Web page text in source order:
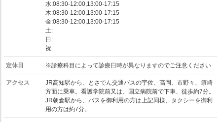
水:08:30-12:00,13:00-17:15
木:08:30-12:00,13:00-17:15
金:08:30-12:00,13:00-17:15
土:
日:
祝:
定休日 ※診療科目によって診療日時が異なりますのでご注意ください
アクセス
JR高知駅から、とさでん交通バスの宇佐、高岡、市野々、須崎
方面に乗車。看護学院前又は、国立病院前で下車、徒歩約7分。
JR朝倉駅から、バスを御利用の方は上記同様、タクシーを御利
用の方は約7分。